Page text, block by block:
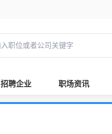
招聘企业 职场资讯